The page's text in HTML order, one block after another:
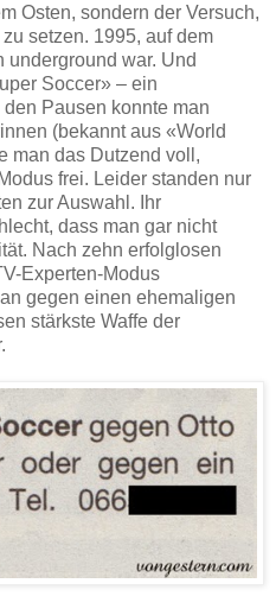
Osten, sondern der Versuch,
setzen. 1995, auf dem
war. Und
Soccer» – ein
Pausen konnte man
(bekannt aus «World
man das Dutzend voll,
frei. Leider standen nur
zur Auswahl. Ihr
dass man gar nicht
Nach zehn erfolglosen
Experten-Modus
gegen einen ehemaligen
stärkste Waffe der